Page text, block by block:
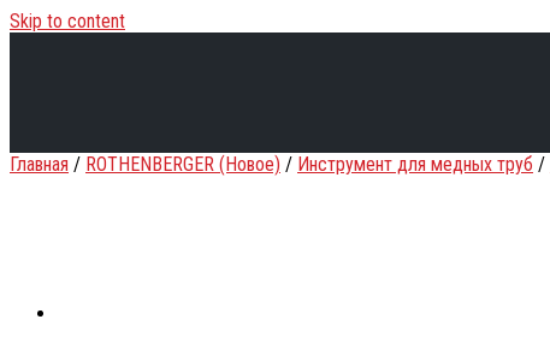
Skip to content
Главная / ROTHENBERGER (Новое) / Инструмент для медных труб /